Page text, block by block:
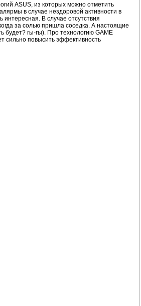
ASUS, из которых можно отметить
в случае нездоровой активности в
В случае отсутствия
за солью пришла соседка. А настоящие
будет? гы-гы). Про технологию GAME
сильно повысить эффективность